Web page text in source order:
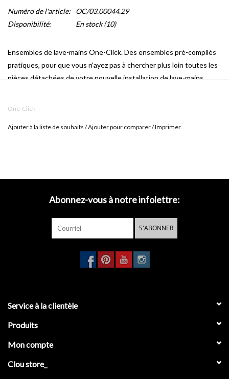
Numéro de l'article:
OC/03.00044.29
Disponibilité:
En stock(10)
Ensembles de lave-mains One-Click.Des ensembles pré-compilés
pratiques, pour que vous n'ayez pas à chercher plus loin toutes les
pièces détachées de votre nouvelle installation de lave-mains.
IB/03.03097 (set lave-mains)
disponible aux Pays-Bas.
One-Click
Ajouter à la liste de souhaits /Ajouter pour comparer/Imprimer
Abonnez-vous à notre infolettre:
S'ABONNER
Service à la clientèle
Produits
Mon compte
Clou store_